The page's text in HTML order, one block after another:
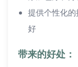
提供个性化
好
带来的好处：